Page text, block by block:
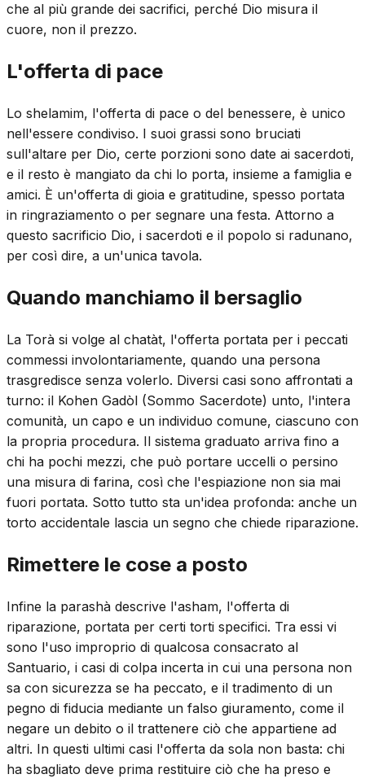
che al più grande dei sacrifici, perché Dio misura il
cuore, non il prezzo.
L'offerta di pace
Lo shelamim, l'offerta di pace o del benessere, è unico
nell'essere condiviso. I suoi grassi sono bruciati
sull'altare per Dio, certe porzioni sono date ai sacerdoti,
e il resto è mangiato da chi lo porta, insieme a famiglia e
amici. È un'offerta di gioia e gratitudine, spesso portata
in ringraziamento o per segnare una festa. Attorno a
questo sacrificio Dio, i sacerdoti e il popolo si radunano,
per così dire, a un'unica tavola.
Quando manchiamo il bersaglio
La Torà si volge al chatàt, l'offerta portata per i peccati
commessi involontariamente, quando una persona
trasgredisce senza volerlo. Diversi casi sono affrontati a
turno: il Kohen Gadòl (Sommo Sacerdote) unto, l'intera
comunità, un capo e un individuo comune, ciascuno con
la propria procedura. Il sistema graduato arriva fino a
chi ha pochi mezzi, che può portare uccelli o persino
una misura di farina, così che l'espiazione non sia mai
fuori portata. Sotto tutto sta un'idea profonda: anche un
torto accidentale lascia un segno che chiede riparazione.
Rimettere le cose a posto
Infine la parashà descrive l'asham, l'offerta di
riparazione, portata per certi torti specifici. Tra essi vi
sono l'uso improprio di qualcosa consacrato al
Santuario, i casi di colpa incerta in cui una persona non
sa con sicurezza se ha peccato, e il tradimento di un
pegno di fiducia mediante un falso giuramento, come il
negare un debito o il trattenere ciò che appartiene ad
altri. In questi ultimi casi l'offerta da sola non basta: chi
ha sbagliato deve prima restituire ciò che ha preso e